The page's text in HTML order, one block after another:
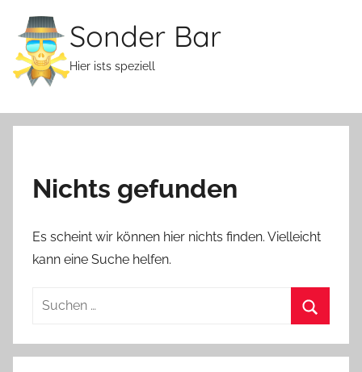
Inhalt
springen
Sonder Bar
Hier ists speziell
Nichts gefunden
Es scheint wir können hier nichts finden. Vielleicht
kann eine Suche helfen.
Suchen